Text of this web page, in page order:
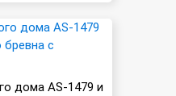
дома AS-1479 и